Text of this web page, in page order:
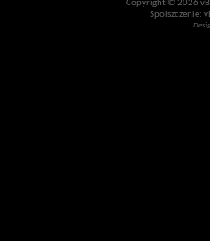
Copyright © 2026
Spolszczenie: